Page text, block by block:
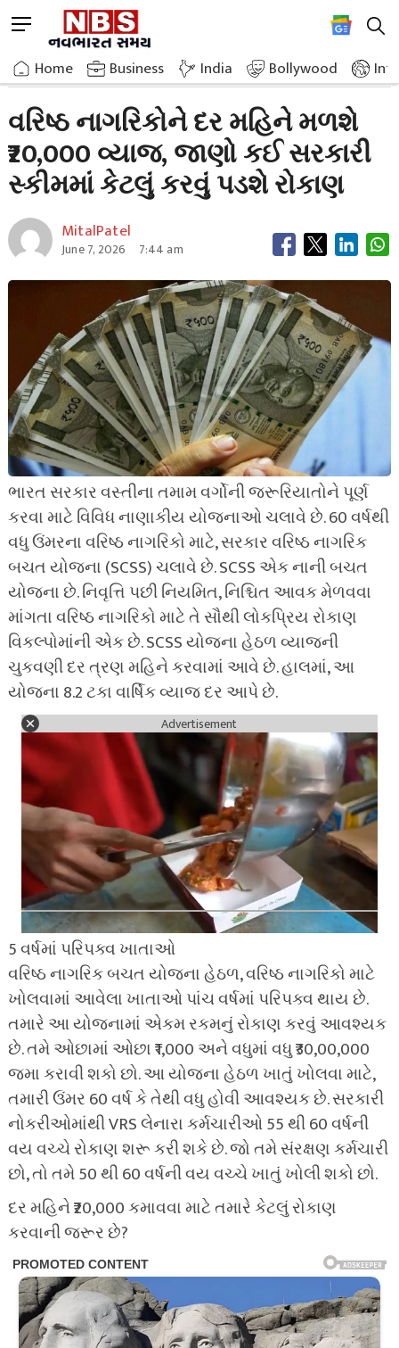
to
content
M
n
u
u
t
o
Home Business India Bollywood
Home»Breaking News»Senior Citizens Will Get 20000 Interest Every
વરિષ્ઠ નાગરિકોને દર મહિને મળશે
₹20,000 વ્યાજ, જાણો કઈ સરકારી
સ્કીમમાં કેટલું કરવું પડશે રોકાણ
MitalPatel
June 7, 2026 7:44 am
ભારત સરકાર વસ્તીના તમામ વર્ગોની જરૂરિયાતોને પૂર્ણ
કરવા માટે વિવિધ નાણાકીય યોજનાઓ ચલાવે છે. 60 વર્ષથી
વધુ ઉંમરના વરિષ્ઠ નાગરિકો માટે, સરકાર વરિષ્ઠ નાગરિક
બચત યોજના (SCSS) ચલાવે છે. SCSS એક નાની બચત
યોજના છે. નિવૃત્તિ પછી નિયમિત, નિશ્ચિત આવક મેળવવા
માંગતા વરિષ્ઠ નાગરિકો માટે તે સૌથી લોકપ્રિય રોકાણ
વિકલ્પોમાંની એક છે. SCSS યોજના હેઠળ વ્યાજની
ચુકવણી દર ત્રણ મહિને કરવામાં આવે છે. હાલમાં, આ
યોજના 8.2 ટકા વાર્ષિક વ્યાજ દર આપે છે.
Advertisement
5 વર્ષમાં પરિપક્વ ખાતાઓ
વરિષ્ઠ નાગરિક બચત યોજના હેઠળ, વરિષ્ઠ નાગરિકો માટે
ખોલવામાં આવેલા ખાતાઓ પાંચ વર્ષમાં પરિપક્વ થાય છે.
તમારે આ યોજનામાં એકમ રકમનું રોકાણ કરવું આવશ્યક
છે. તમે ઓછામાં ઓછા ₹1,000 અને વધુમાં વધુ ₹30,00,000
જમા કરાવી શકો છો. આ યોજના હેઠળ ખાતું ખોલવા માટે,
તમારી ઉંમર 60 વર્ષ કે તેથી વધુ હોવી આવશ્યક છે. સરકારી
નોકરીઓમાંથી VRS લેનારા કર્મચારીઓ 55 થી 60 વર્ષની
વય વચ્ચે રોકાણ શરૂ કરી શકે છે. જો તમે સંરક્ષણ કર્મચારી
છો, તો તમે 50 થી 60 વર્ષની વય વચ્ચે ખાતું ખોલી શકો છો.
દર મહિને ₹20,000 કમાવવા માટે તમારે કેટલું રોકાણ
કરવાની જરૂર છે?